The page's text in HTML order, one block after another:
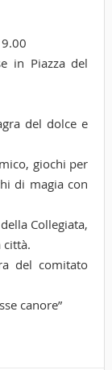
in Piazza del
del dolce e
giochi per
di magia con
Collegiata,
città.
del comitato
canore”